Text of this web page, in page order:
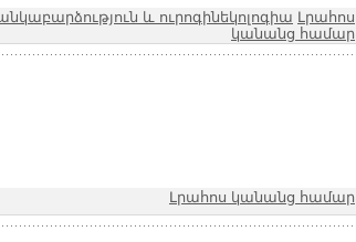
և ուրոգինեկոլոգիա Լրահոս
կանանց համար
Լրահոս կանանց համար